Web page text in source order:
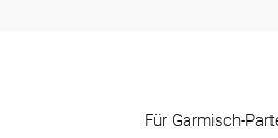
Für Garmisch-